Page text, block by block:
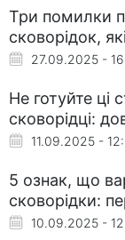
Три помилки
сковорідок,
27.09.2025 -
Не готуйте ці
сковорідці:
11.09.2025 -
5 ознак, що
сковорідки:
10.09.2025 -